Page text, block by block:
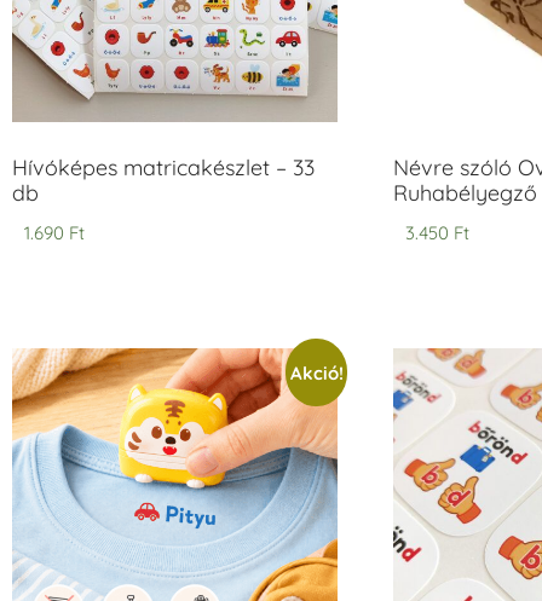
Hívóképes matricakészlet – 33
db
1.690 Ft
Névre szóló
Ruhabélyegző
3.450 Ft
Akció!